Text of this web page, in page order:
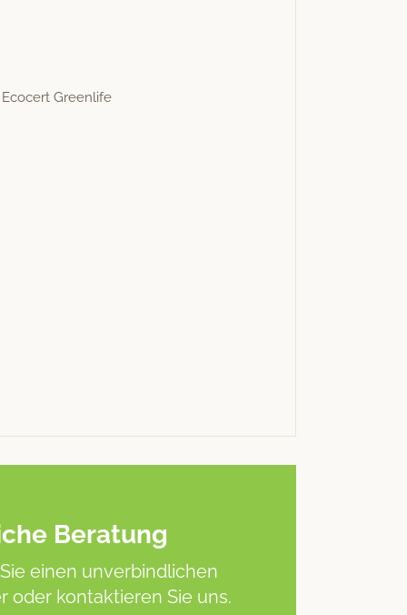
Greenlife
Beratung
einen unverbindlichen
oder kontaktieren Sie uns.